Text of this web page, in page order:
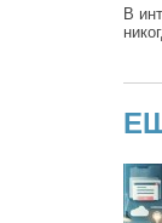
В